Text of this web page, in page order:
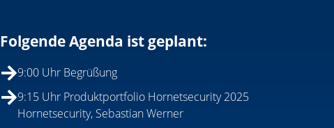
Folgende Agenda ist geplant:
9:00 Uhr Begrüßung
9:15 Uhr Produktportfolio Hornetsecurity 2025
Hornetsecurity, Sebastian Werner